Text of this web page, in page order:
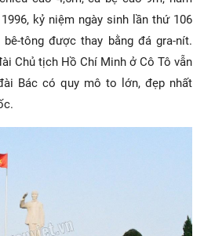
kỷ niệm ngày sinh lần thứ 106
tông được thay bằng đá gra-nít.
Chủ tịch Hồ Chí Minh ở Cô Tô vẫn
Bác có quy mô to lớn, đẹp nhất